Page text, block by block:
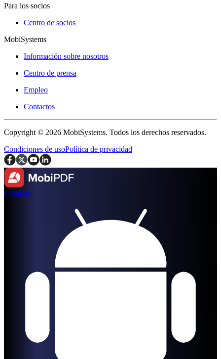
Para los socios
Centro de socios
MobiSystems
Información sobre nosotros
Centro de prensa
Empleo
Contactos
Copyright © 2026 MobiSystems. Todos los derechos reservados.
Condiciones de usoPolítica de privacidad
Comprar